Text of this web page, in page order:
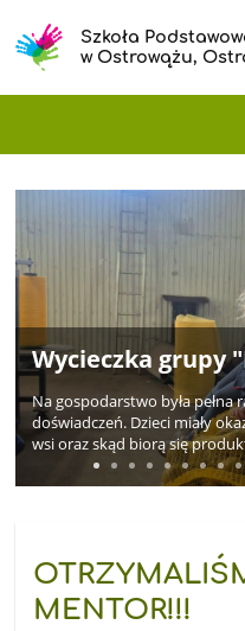
Szkoła
w Ostrowążu,
Strona
główna
Wielkanocne
rodzicami na
Wielkanocne serca –
Za nami wyjątkowe
naszym przedszkolu.
Tym razem spotkanie miało
ozdoby przygotowane przez
kiermasz, z którego dochód
hospicjum.
MENTOR!!!